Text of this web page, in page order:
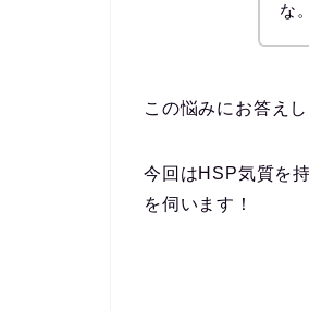
な。
この悩みにお答えし
今回はHSP気質を
を伺います！